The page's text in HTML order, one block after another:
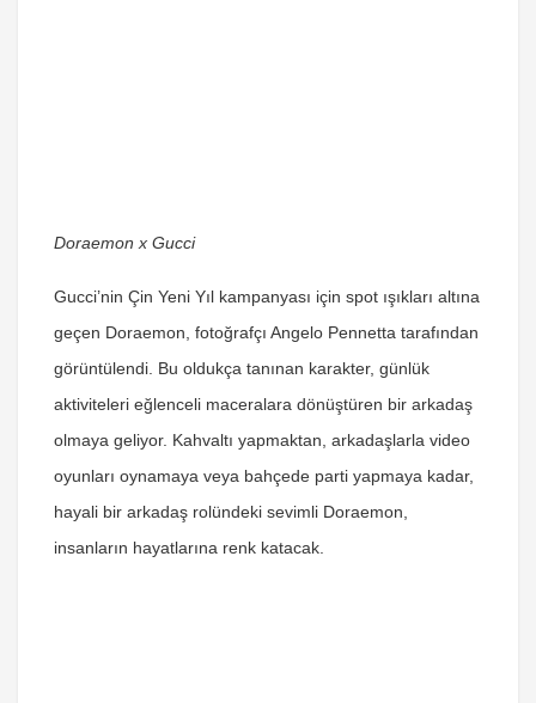
Doraemon x Gucci
Gucci’nin Çin Yeni Yıl kampanyası için spot ışıkları altına
geçen Doraemon, fotoğrafçı Angelo Pennetta tarafından
görüntülendi. Bu oldukça tanınan karakter, günlük
aktiviteleri eğlenceli maceralara dönüştüren bir arkadaş
olmaya geliyor. Kahvaltı yapmaktan, arkadaşlarla video
oyunları oynamaya veya bahçede parti yapmaya kadar,
hayali bir arkadaş rolündeki sevimli Doraemon,
insanların hayatlarına renk katacak.